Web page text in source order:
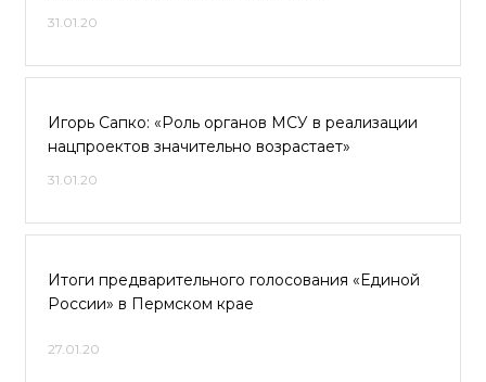
31.01.20
Игорь Сапко: «Роль органов МСУ в реализации
нацпроектов значительно возрастает»
31.01.20
Итоги предварительного голосования «Единой
России» в Пермском крае
27.01.20